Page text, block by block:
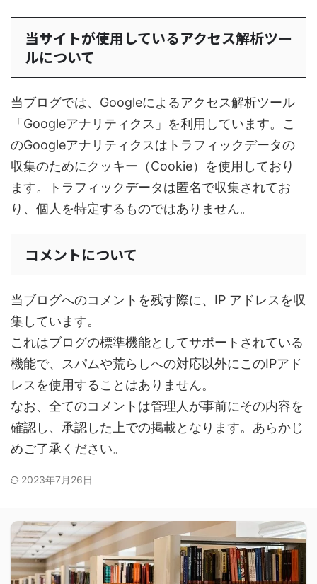
当サイトが使用しているアクセス解析ツー
ルについて
当ブログでは、Googleによるアクセス解析ツール
「Googleアナリティクス」を利用しています。こ
のGoogleアナリティクスはトラフィックデータの
収集のためにクッキー（Cookie）を使用しており
ます。トラフィックデータは匿名で収集されてお
り、個人を特定するものではありません。
コメントについて
当ブログへのコメントを残す際に、IP アドレスを収
集しています。
これはブログの標準機能としてサポートされている
機能で、スパムや荒らしへの対応以外にこのIPアド
レスを使用することはありません。
なお、全てのコメントは管理人が事前にその内容を
確認し、承認した上での掲載となります。あらかじ
めご了承ください。
2023年7月26日